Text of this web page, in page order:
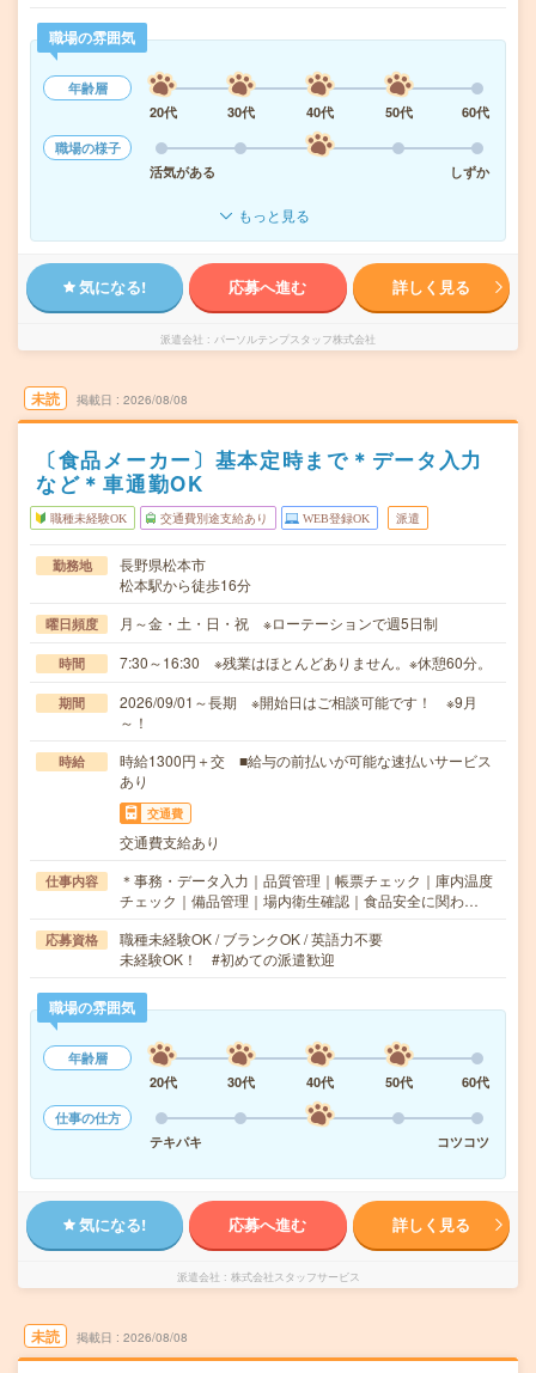
職場の雰囲気
年齢層
20代
30代 40代 50代
60代
職場の様子
活気がある
しずか
もっと見る
気になる! 応募へ進む 詳しく見る
派遣会社 パーソルテンプスタッフ株式会社
未読 掲載日 2026/08/08
〔食品メーカー〕基本定時まで＊データ入力
など＊車通勤OK
職種未経験OK 交通費別途支給あり WEB登録OK 派遣
勤務地
長野県松本市
松本駅から徒歩16分
曜日頻度 月～金・土・日・祝 ※ローテーションで週5日制
時間 7:30～16:30 ※残業はほとんどありません。※休憩60分。
期間
2026/09/01～長期 ※開始日はご相談可能です！ ※9月
～！
時給
時給1300円＋交 ■給与の前払いが可能な速払いサービス
あり
交通費
交通費支給あり
仕事内容
＊事務・データ入力｜品質管理｜帳票チェック｜庫内温度
チェック｜備品管理｜場内衛生確認｜食品安全に関わ…
応募資格
職種未経験OK / ブランクOK / 英語力不要
未経験OK！ #初めての派遣歓迎
職場の雰囲気
年齢層
20代
30代 40代 50代
60代
仕事の仕方
テキパキ
コツコツ
気になる! 応募へ進む 詳しく見る
派遣会社 株式会社スタッフサービス
未読 掲載日 2026/08/08